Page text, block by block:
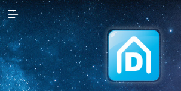

访问电脑版
